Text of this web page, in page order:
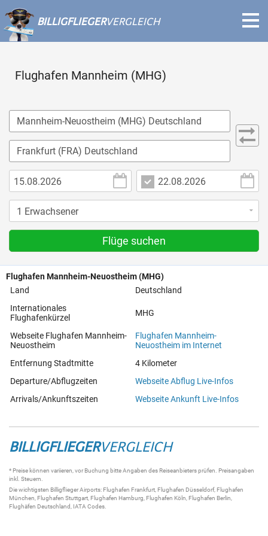
BILLIGFLIEGERVERGLEICH
Flughafen Mannheim (MHG)
Flüge suchen
Flughafen Mannheim-Neuostheim (MHG)
Land
Deutschland
Internationales
Flughafenkürzel
MHG
Webseite Flughafen Mannheim-
Neuostheim
Flughafen Mannheim-
Neuostheim im Internet
Entfernung Stadtmitte
4 Kilometer
Departure/Abflugzeiten
Webseite Abflug Live-Infos
Arrivals/Ankunftszeiten
Webseite Ankunft Live-Infos
BILLIGFLIEGERVERGLEICH
* Preise können variieren, vor Buchung bitte Angaben des Reiseanbieters prüfen. Preisangaben
inkl. Steuern.
Die wichtigsten BilligfliegerAirports: Flughafen Frankfurt Flughafen Düsseldorf, Flughafen
München Flughafen Stuttgart Flughafen Hamburg Flughafen Köln Flughafen Berlin
Flughäfen Deutschland
IATA Codes